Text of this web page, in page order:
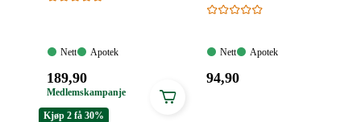
Nett:
Nett
Apotek:
Apotek
Pris:
189,90
kroner.
189,90
Medlemskampanje
Nett:
Nett
Apotek:
Apotek
Pris:
94,90
Kjøp 2 få 30%